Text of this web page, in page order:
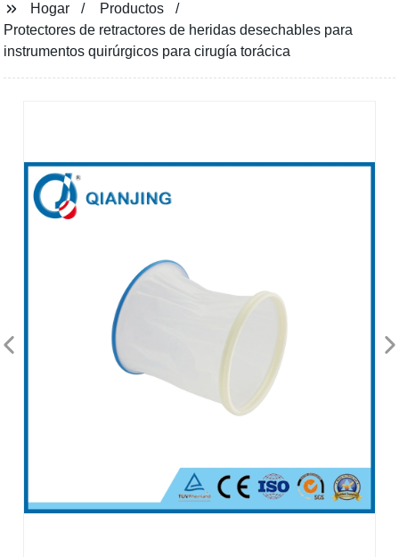
Hogar
Productos
Protectores de retractores de heridas desechables para
instrumentos quirúrgicos para cirugía torácica